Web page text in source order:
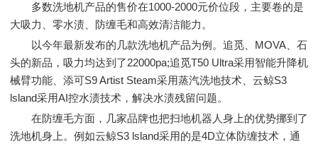
多数洗地机产品的售价在1000-2000元价位段，主要卷的是
大吸力、零水渍、防缠毛和高效清洁能力。
以今年最新发布的几款洗地机产品为例。追觅、MOVA、石
头的新品，吸力均达到了22000pa;追觅T50 Ultra采用智能升降机
械臂功能、添可S9 Artist Steam采用蒸汽洗地技术、云鲸S3
lsland采用AI控水渍技术，解决水渍残留问题。
在防缠毛方面，几家品牌也把扫地机器人身上的优势挪到了
洗地机身上。例如云鲸S3 lsland采用的是4D立体防缠技术，通